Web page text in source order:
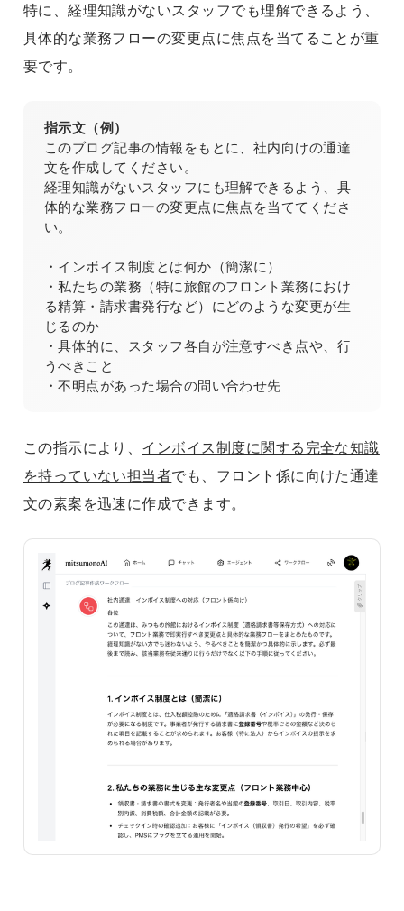
特に、経理知識がないスタッフでも理解できるよう、
具体的な業務フローの変更点に焦点を当てることが重
要です。
指示文（例）
このブログ記事の情報をもとに、社内向けの通達
文を作成してください。
経理知識がないスタッフにも理解できるよう、具
体的な業務フローの変更点に焦点を当ててくださ
い。
・インボイス制度とは何か（簡潔に）
・私たちの業務（特に旅館のフロント業務におけ
る精算・請求書発行など）にどのような変更が生
じるのか
・具体的に、スタッフ各自が注意すべき点や、行
うべきこと
・不明点があった場合の問い合わせ先
この指示により、 インボイス制度に関する完全な知識
を持っていない担当者でも、フロント係に向けた通達
文の素案を迅速に作成できます。